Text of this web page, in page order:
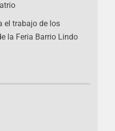
el trabajo de los
la Feria Barrio Lindo